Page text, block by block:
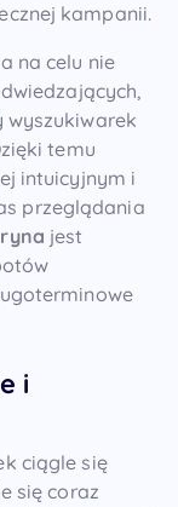
kampanii.
na celu nie
temu
intuicyjnym i
przeglądania
jest
i
ciągle się
się coraz